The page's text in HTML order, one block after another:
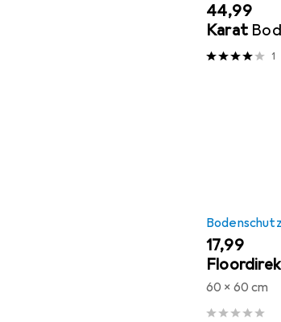
EUR
44,99
Karat
1
EUR
17,99
60 x 60 cm